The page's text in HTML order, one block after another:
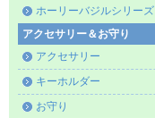
ホーリーバジルシリーズ
アクセサリー＆お守り
アクセサリー
キーホルダー
お守り